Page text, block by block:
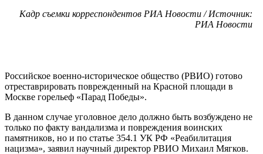
Кадр съемки корреспондентов РИА Новости / Источник:
РИА Новости
Российское военно-историческое общество (РВИО) готово
отреставрировать поврежденный на Красной площади в
Москве горельеф «Парад Победы».
В данном случае уголовное дело должно быть возбуждено не
только по факту вандализма и повреждения воинских
памятников, но и по статье 354.1 УК РФ «Реабилитация
нацизма», заявил научный директор РВИО Михаил Мягков.